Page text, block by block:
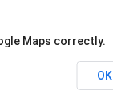
Maps correctly.
OK